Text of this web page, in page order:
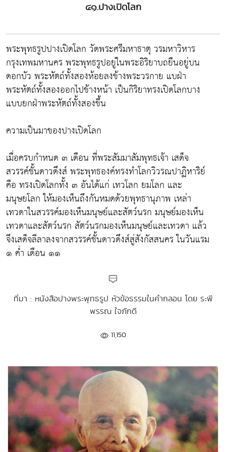
๔๑.ปางเปิดโลก
พระพุทธรูปปางเปิดโลก วัดพระศรีมหาธาตุ วรมหาวิหาร
กรุงเทพมหานคร พระพุทธรูปอยู่ในพระอิริยาบถยืนอยู่บน
ดอกบัว พระหัตถ์ทั้งสองห้อยลงข้างพระวรกาย แบฝ่า
พระหัตถ์ทั้งสองออกไปข้างหน้า เป็นกิริยาทรงเปิดโลกบาง
แบบยกฝ่าพระหัตถ์ทั้งสองขึ้น
ความเป็นมาของปางเปิดโลก
เมื่อครบกำหนด ๓ เดือน ที่พระสัมมาสัมพุทธเจ้า เสด็จ
สวรรค์ชั้นดาวดึงส์ พระพุทธองค์ทรงทำโลกวิวรณปาฏิหาริย์
คือ ทรงเปิดโลกทั้ง ๓ อันได้แก่ เทวโลก ยมโลก และ
มนุษยโลก ให้มองเห็นถึงกันหมดด้วยพุทธานุภาพ เหล่า
เทวดาในสวรรค์มองเห็นมนุษย์และสัตว์นรก มนุษย์มองเห็น
เทวดาและสัตว์นรก สัตว์นรกมองเห็นมนุษย์และเทวดา แล้ว
จึงเสด็จลีลาลงจากสวรรค์ชั้นดาวดึงส์สู่สังกัสสนคร ในวันแรม
๑ ค่ำ เดือน ๑๑
ที่มา : หนังสือปางพระพุทธรูป หัวข้อธรรมในคำกลอน โดย ระพี
พรรณ ใจภักดี
11,150